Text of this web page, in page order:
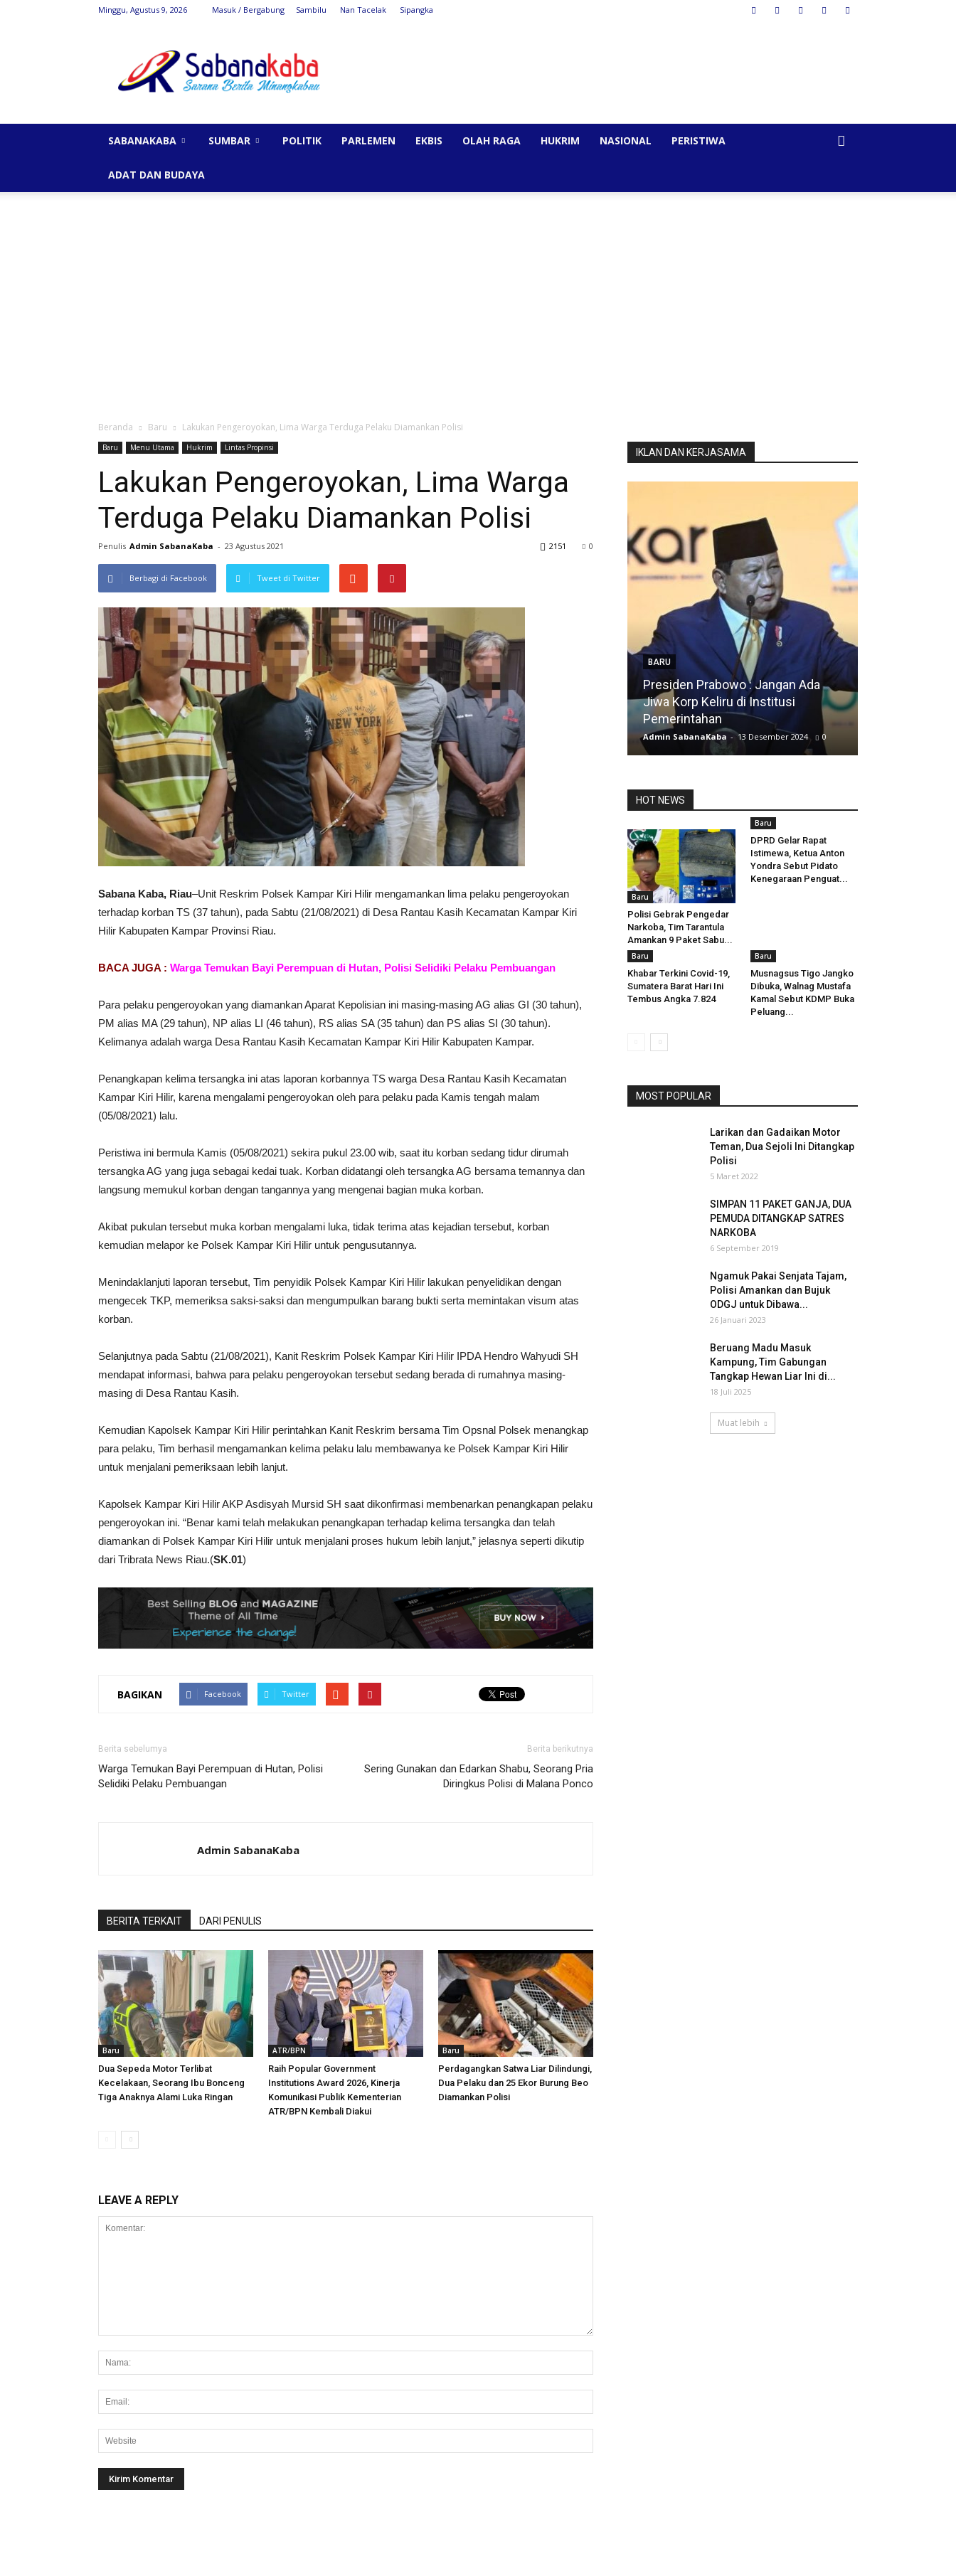
Minggu, Agustus 9, 2026 Masuk / Bergabung Sambilu Nan Tacelak Sipangka
SABANAKABA SUMBAR POLITIK PARLEMEN EKBIS OLAH RAGA HUKRIM NASIONAL PERISTIWA
ADAT DAN BUDAYA
Beranda Baru Lakukan Pengeroyokan, Lima Warga Terduga Pelaku Diamankan Polisi
Baru Menu Utama Hukrim Lintas Propinsi
Lakukan Pengeroyokan, Lima Warga
Terduga Pelaku Diamankan Polisi
Penulis Admin SabanaKaba - 23 Agustus 2021 0
2151
Berbagi di Facebook Tweet di Twitter
Sabana Kaba, Riau–Unit Reskrim Polsek Kampar Kiri Hilir mengamankan lima pelaku pengeroyokan
terhadap korban TS (37 tahun), pada Sabtu (21/08/2021) di Desa Rantau Kasih Kecamatan Kampar Kiri
Hilir Kabupaten Kampar Provinsi Riau.
BACA JUGA : Warga Temukan Bayi Perempuan di Hutan, Polisi Selidiki Pelaku Pembuangan
Para pelaku pengeroyokan yang diamankan Aparat Kepolisian ini masing-masing AG alias GI (30 tahun),
PM alias MA (29 tahun), NP alias LI (46 tahun), RS alias SA (35 tahun) dan PS alias SI (30 tahun).
Kelimanya adalah warga Desa Rantau Kasih Kecamatan Kampar Kiri Hilir Kabupaten Kampar.
Penangkapan kelima tersangka ini atas laporan korbannya TS warga Desa Rantau Kasih Kecamatan
Kampar Kiri Hilir, karena mengalami pengeroyokan oleh para pelaku pada Kamis tengah malam
(05/08/2021) lalu.
Peristiwa ini bermula Kamis (05/08/2021) sekira pukul 23.00 wib, saat itu korban sedang tidur dirumah
tersangka AG yang juga sebagai kedai tuak. Korban didatangi oleh tersangka AG bersama temannya dan
langsung memukul korban dengan tangannya yang mengenai bagian muka korban.
Akibat pukulan tersebut muka korban mengalami luka, tidak terima atas kejadian tersebut, korban
kemudian melapor ke Polsek Kampar Kiri Hilir untuk pengusutannya.
Menindaklanjuti laporan tersebut, Tim penyidik Polsek Kampar Kiri Hilir lakukan penyelidikan dengan
mengecek TKP, memeriksa saksi-saksi dan mengumpulkan barang bukti serta memintakan visum atas
korban.
Selanjutnya pada Sabtu (21/08/2021), Kanit Reskrim Polsek Kampar Kiri Hilir IPDA Hendro Wahyudi SH
mendapat informasi, bahwa para pelaku pengeroyokan tersebut sedang berada di rumahnya masing-
masing di Desa Rantau Kasih.
Kemudian Kapolsek Kampar Kiri Hilir perintahkan Kanit Reskrim bersama Tim Opsnal Polsek menangkap
para pelaku, Tim berhasil mengamankan kelima pelaku lalu membawanya ke Polsek Kampar Kiri Hilir
untuk menjalani pemeriksaan lebih lanjut.
Kapolsek Kampar Kiri Hilir AKP Asdisyah Mursid SH saat dikonfirmasi membenarkan penangkapan pelaku
pengeroyokan ini. “Benar kami telah melakukan penangkapan terhadap kelima tersangka dan telah
diamankan di Polsek Kampar Kiri Hilir untuk menjalani proses hukum lebih lanjut,” jelasnya seperti dikutip
dari Tribrata News Riau.(SK.01)
BAGIKAN Facebook Twitter
Berita sebelumya
Warga Temukan Bayi Perempuan di Hutan, Polisi
Selidiki Pelaku Pembuangan
Berita berikutnya
Sering Gunakan dan Edarkan Shabu, Seorang Pria
Diringkus Polisi di Malana Ponco
Admin SabanaKaba
BERITA TERKAIT DARI PENULIS
Baru
Dua Sepeda Motor Terlibat
Kecelakaan, Seorang Ibu Bonceng
Tiga Anaknya Alami Luka Ringan
ATR/BPN
Raih Popular Government
Institutions Award 2026, Kinerja
Komunikasi Publik Kementerian
ATR/BPN Kembali Diakui
Baru
Perdagangkan Satwa Liar Dilindungi,
Dua Pelaku dan 25 Ekor Burung Beo
Diamankan Polisi
LEAVE A REPLY
IKLAN DAN KERJASAMA
BARU
Presiden Prabowo : Jangan Ada
Jiwa Korp Keliru di Institusi
Pemerintahan
Admin SabanaKaba - 13 Desember 2024 0
HOT NEWS
Baru
Polisi Gebrak Pengedar
Narkoba, Tim Tarantula
Amankan 9 Paket Sabu...
Baru
DPRD Gelar Rapat
Istimewa, Ketua Anton
Yondra Sebut Pidato
Kenegaraan Penguat...
Baru
Khabar Terkini Covid-19,
Sumatera Barat Hari Ini
Tembus Angka 7.824
Baru
Musnagsus Tigo Jangko
Dibuka, Walnag Mustafa
Kamal Sebut KDMP Buka
Peluang...
MOST POPULAR
Larikan dan Gadaikan Motor
Teman, Dua Sejoli Ini Ditangkap
Polisi
5 Maret 2022
SIMPAN 11 PAKET GANJA, DUA
PEMUDA DITANGKAP SATRES
NARKOBA
6 September 2019
Ngamuk Pakai Senjata Tajam,
Polisi Amankan dan Bujuk
ODGJ untuk Dibawa...
26 Januari 2023
Beruang Madu Masuk
Kampung, Tim Gabungan
Tangkap Hewan Liar Ini di...
18 Juli 2025
Muat lebih